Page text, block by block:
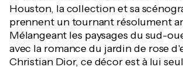
Houston, la collection et sa
prennent un tournant résolument
Mélangeant les paysages du sud-
avec la romance du jardin de rose
Christian Dior, ce décor est à lui